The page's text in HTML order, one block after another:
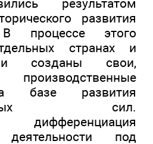
результатом
развития
В процессе этого
странах и
созданы свои,
базе развития
сил.
дифференциация
деятельности под